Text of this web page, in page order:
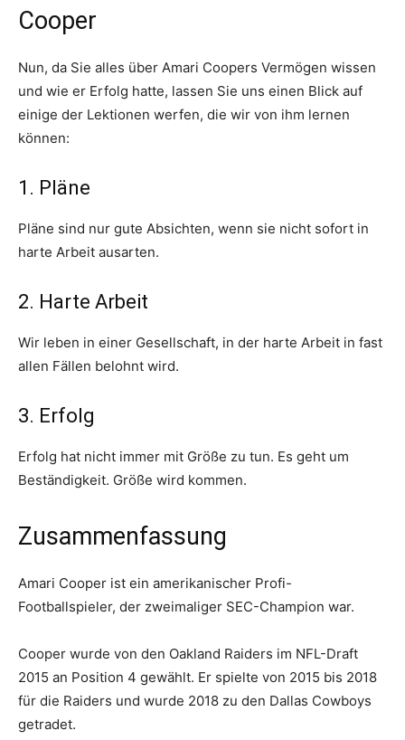
Cooper
Nun, da Sie alles über Amari Coopers Vermögen wissen
und wie er Erfolg hatte, lassen Sie uns einen Blick auf
einige der Lektionen werfen, die wir von ihm lernen
können:
1. Pläne
Pläne sind nur gute Absichten, wenn sie nicht sofort in
harte Arbeit ausarten.
2. Harte Arbeit
Wir leben in einer Gesellschaft, in der harte Arbeit in fast
allen Fällen belohnt wird.
3. Erfolg
Erfolg hat nicht immer mit Größe zu tun. Es geht um
Beständigkeit. Größe wird kommen.
Zusammenfassung
Amari Cooper ist ein amerikanischer Profi-
Footballspieler, der zweimaliger SEC-Champion war.
Cooper wurde von den Oakland Raiders im NFL-Draft
2015 an Position 4 gewählt. Er spielte von 2015 bis 2018
für die Raiders und wurde 2018 zu den Dallas Cowboys
getradet.